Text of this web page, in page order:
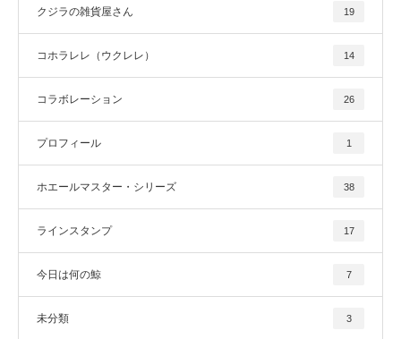
クジラの雑貨屋さん 19
コホラレレ（ウクレレ） 14
コラボレーション 26
プロフィール 1
ホエールマスター・シリーズ 38
ラインスタンプ 17
今日は何の鯨 7
未分類 3